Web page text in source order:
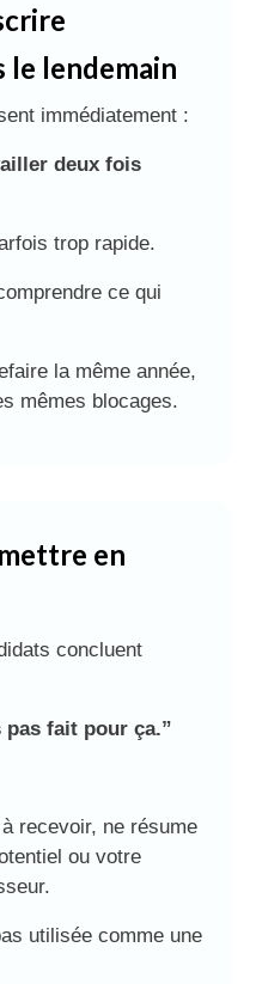
le lendemain
immédiatement :
deux fois
trop rapide.
ce qui
la même année,
mêmes blocages.
en
concluent
pas fait pour ça.”
recevoir, ne résume
ou votre
utilisée comme une